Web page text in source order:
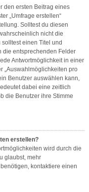
den ersten Beitrag eines
„Umfrage erstellen“
Solltest du diesen
nicht die
einen Titel und
die entsprechenden Felder
Antwortmöglichkeit in einer
„Auswahlmöglichkeiten pro
Benutzer auswählen kann,
dabei eine zeitlich
die Benutzer ihre Stimme
erstellen?
wird durch die
glaubst, mehr
kontaktiere einen